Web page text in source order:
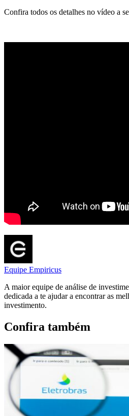
Confira todos os detalhes no vídeo a
Equipe Empiricus
A maior equipe de análise de
dedicada a te ajudar a encontrar as
investimento.
Confira também